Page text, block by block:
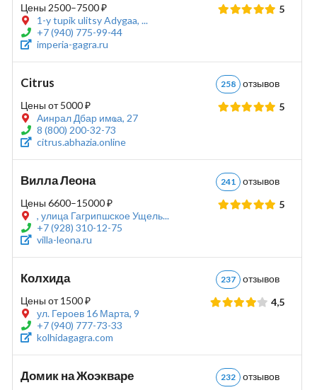
Цены 2500–7500 ₽
1-y tupik ulitsy Adygaa, ...
+7 (940) 775-99-44
imperia-gagra.ru
5
Citrus 258 отзывов
Цены от 5000 ₽
Аинрал Дбар имҩа, 27
8 (800) 200-32-73
citrus.abhazia.online
5
Вилла Леона 241 отзывов
Цены 6600–15000 ₽
, улица Гагрипшское Ущель...
+7 (928) 310-12-75
villa-leona.ru
5
Колхида 237 отзывов
Цены от 1500 ₽
ул. Героев 16 Марта, 9
+7 (940) 777-73-33
kolhidagagra.com
4,5
Домик на Жоэкваре 232 отзывов